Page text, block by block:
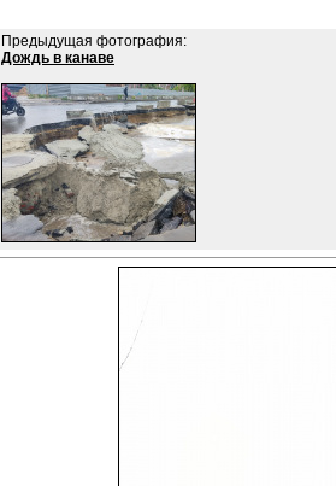
Предыдущая фотография:
Дождь в канаве